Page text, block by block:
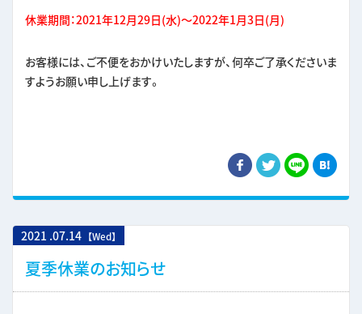
休業期間：2021年12月29日(水)～2022年1月3日(月)
お客様には、ご不便をおかけいたしますが、何卒ご了承くださいま
すようお願い申し上げます。
2021 .07.14 【Wed】
夏季休業のお知らせ